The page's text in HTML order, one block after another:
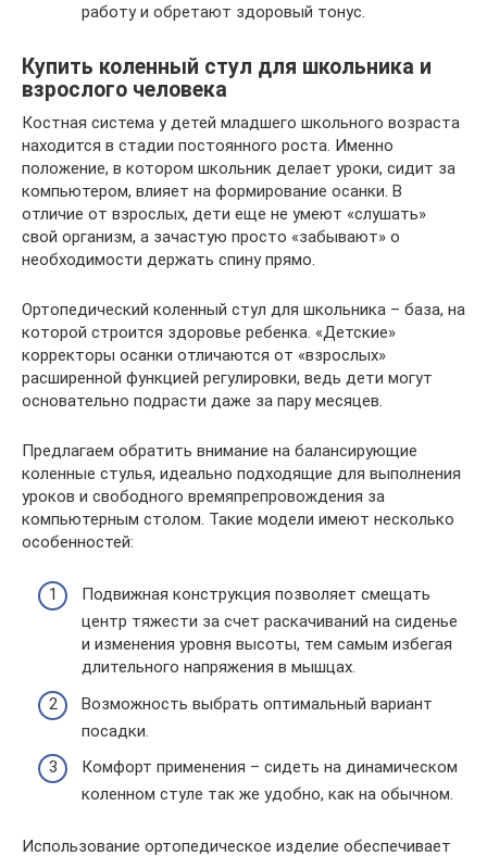
работу и обретают здоровый тонус.
Купить коленный стул для школьника и
взрослого человека
Костная система у детей младшего школьного возраста
находится в стадии постоянного роста. Именно
положение, в котором школьник делает уроки, сидит за
компьютером, влияет на формирование осанки. В
отличие от взрослых, дети еще не умеют «слушать»
свой организм, а зачастую просто «забывают» о
необходимости держать спину прямо.
Ортопедический коленный стул для школьника – база, на
которой строится здоровье ребенка. «Детские»
корректоры осанки отличаются от «взрослых»
расширенной функцией регулировки, ведь дети могут
основательно подрасти даже за пару месяцев.
Предлагаем обратить внимание на балансирующие
коленные стулья, идеально подходящие для выполнения
уроков и свободного времяпрепровождения за
компьютерным столом. Такие модели имеют несколько
особенностей:
Подвижная конструкция позволяет смещать
центр тяжести за счет раскачиваний на сиденье
и изменения уровня высоты, тем самым избегая
длительного напряжения в мышцах.
Возможность выбрать оптимальный вариант
посадки.
Комфорт применения – сидеть на динамическом
коленном стуле так же удобно, как на обычном.
Использование ортопедическое изделие обеспечивает